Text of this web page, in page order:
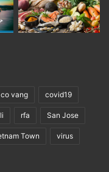
co vang covid19
rfa San Jose
Town virus